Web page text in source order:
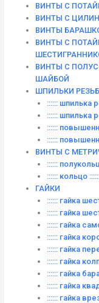
ВИНТЫ С
ВИНТЫ С
ВИНТЫ
ВИНТЫ С
ВИНТЫ С
ШАЙБОЙ
ШПИЛЬКИ
:::::: шпилька
:::::: шпилька
::::::
::::::
ВИНТЫ C
::::::
:::::: кольцо
ГАЙКИ
:::::: гайка
:::::: гайка
:::::: гайка
:::::: гайка
:::::: гайка
:::::: гайка
:::::: гайка
:::::: гайка
:::::: гайка